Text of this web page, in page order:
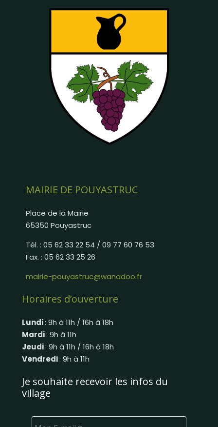
MAIRIE DE POUYASTRUC
Place de la Mairie
65350 Pouyastruc
Tél. : 05 62 33 22 54 / 09 77 60 76 53
Fax. : 05 62 33 25 26
mairie-pouyastruc@wanadoo.fr
Horaires d’ouverture
Lundi: 9h à 11h / 16h à 18h
Mardi: 9h à 11h
Jeudi: 9h à 11h / 16h à 18h
Vendredi: 9h à 11h
Je souhaite recevoir les infos du
village